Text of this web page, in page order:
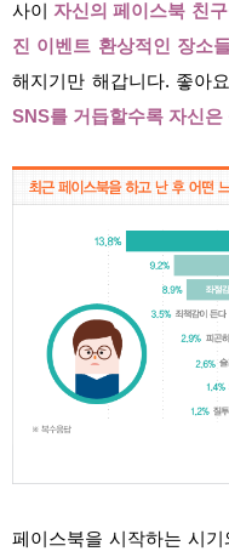
사이
자신의 페이스북 친
진 이벤트 환상적인 장소
해지기만 해갑니다. 좋아
SNS를 거듭할수록 자신
페이스북을 시작하는 시